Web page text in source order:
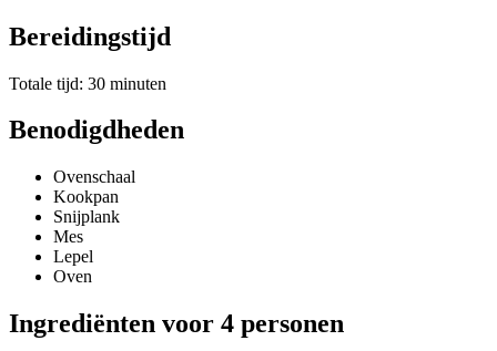
Bereidingstijd
Totale tijd: 30 minuten
Benodigdheden
Ovenschaal
Kookpan
Snijplank
Mes
Lepel
Oven
Ingrediënten voor 4 personen